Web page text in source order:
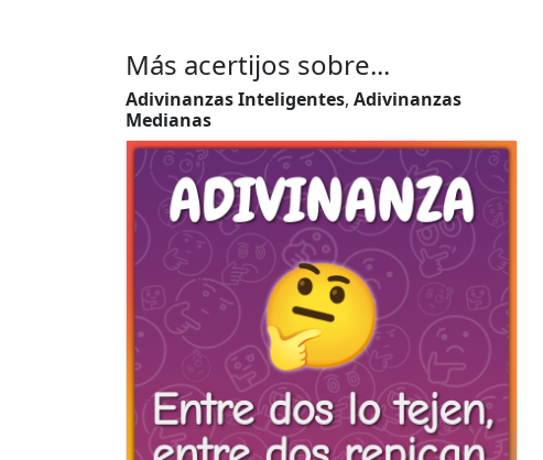
Más acertijos sobre...
Adivinanzas Inteligentes, Adivinanzas
Medianas